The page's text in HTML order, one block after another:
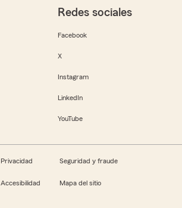
Redes sociales
Facebook
X
Instagram
LinkedIn
YouTube
Privacidad Seguridad y fraude
Accesibilidad Mapa del sitio